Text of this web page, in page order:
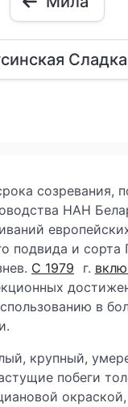
созревания,
НАН
подвида и сорта
С 1979 г.
в
крупный,
побеги
окраской,